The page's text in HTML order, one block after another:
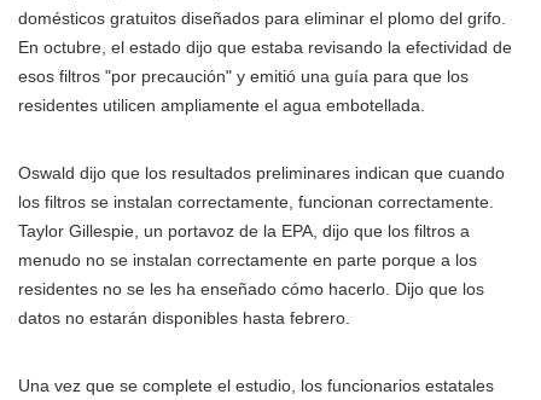
domésticos gratuitos diseñados para eliminar el plomo del grifo.
En octubre, el estado dijo que estaba revisando la efectividad de
esos filtros "por precaución" y emitió una guía para que los
residentes utilicen ampliamente el agua embotellada.
Oswald dijo que los resultados preliminares indican que cuando
los filtros se instalan correctamente, funcionan correctamente.
Taylor Gillespie, un portavoz de la EPA, dijo que los filtros a
menudo no se instalan correctamente en parte porque a los
residentes no se les ha enseñado cómo hacerlo. Dijo que los
datos no estarán disponibles hasta febrero.
Una vez que se complete el estudio, los funcionarios estatales